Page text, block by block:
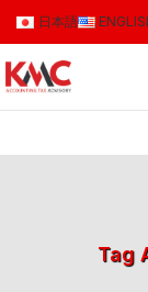
日本語
Tag